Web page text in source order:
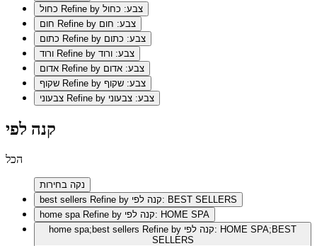
Refine by צבע: כחול
Refine by צבע: חום
Refine by צבע: כתום
Refine by צבע: ורוד
Refine by צבע: אדום
Refine by צבע: שקוף
Refine by צבע: צבעוני
קנה לפי
הכל
נקה בחירות
best sellers
Refine by קנה לפי: BEST SELLERS
home spa
Refine by קנה לפי: HOME SPA
home spa;best sellers Refine by קנה לפי: HOME SPA;BEST
SELLERS